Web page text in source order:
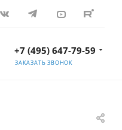
+7 (495) 647-79-59
ЗАКАЗАТЬ ЗВОНОК